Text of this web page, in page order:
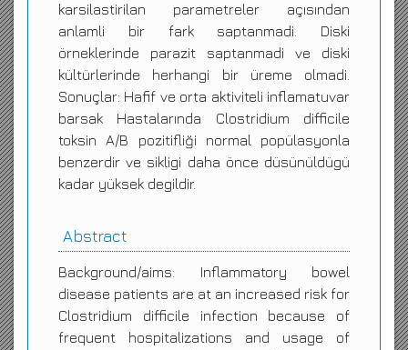
karsilastirilan parametreler açısından
anlamli bir fark saptanmadi. Diski
örneklerinde parazit saptanmadi ve diski
kültürlerinde herhangi bir üreme olmadi.
Sonuçlar: Hafif ve orta aktiviteli inflamatuvar
barsak Hastalarında Clostridium difficile
toksin A/B pozitifliği normal popülasyonla
benzerdir ve sikligi daha önce düsünüldügü
kadar yüksek degildir.
Abstract
Background/aims: Inflammatory bowel
disease patients are at an increased risk for
Clostridium difficile infection because of
frequent hospitalizations and usage of